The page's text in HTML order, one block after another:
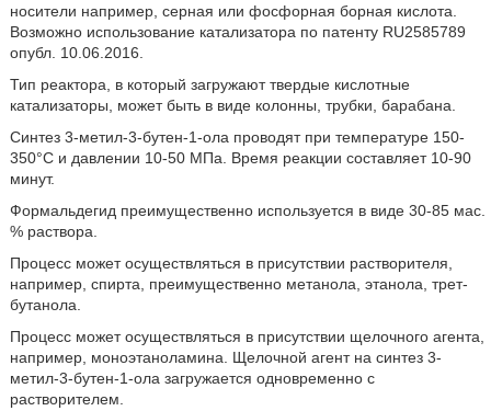
носители например, серная или фосфорная борная кислота.
Возможно использование катализатора по патенту RU2585789
опубл. 10.06.2016.
Тип реактора, в который загружают твердые кислотные
катализаторы, может быть в виде колонны, трубки, барабана.
Синтез 3-метил-3-бутен-1-ола проводят при температуре 150-
350°С и давлении 10-50 МПа. Время реакции составляет 10-90
минут.
Формальдегид преимущественно используется в виде 30-85 мас.
% раствора.
Процесс может осуществляться в присутствии растворителя,
например, спирта, преимущественно метанола, этанола, трет-
бутанола.
Процесс может осуществляться в присутствии щелочного агента,
например, моноэтаноламина. Щелочной агент на синтез 3-
метил-3-бутен-1-ола загружается одновременно с
растворителем.